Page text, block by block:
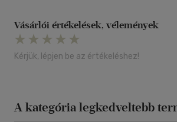
Vásárlói értékelések, vélemények
Kérjük, lépjen be az értékeléshez!
A kategória legkedveltebb